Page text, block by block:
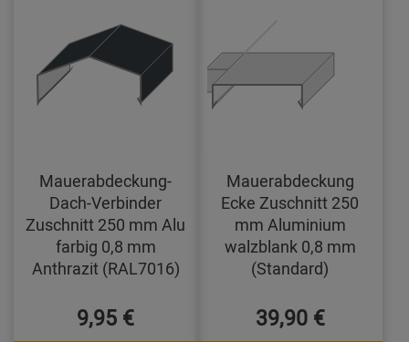
Mauerabdeckung-
Dach-Verbinder
Zuschnitt 250 mm Alu
farbig 0,8 mm
Anthrazit (RAL7016)
9,95 €
Mauerabdeckung
Ecke Zuschnitt 250
mm Aluminium
walzblank 0,8 mm
(Standard)
39,90 €